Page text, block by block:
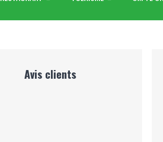
Avis clients